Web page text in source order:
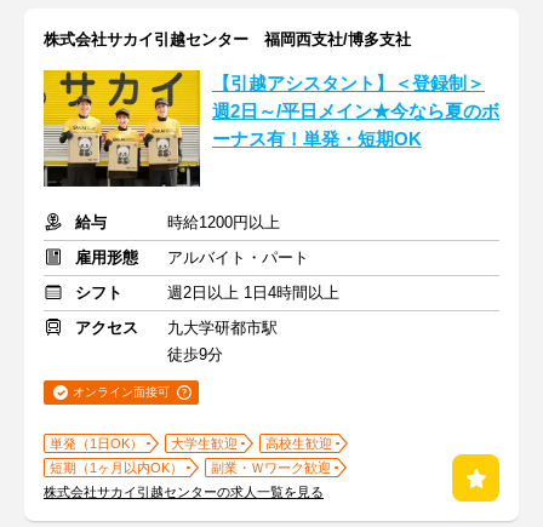
株式会社サカイ引越センター 福岡西支社/博多支社
【引越アシスタント】＜登録制＞
週2日～/平日メイン★今なら夏のボ
ーナス有！単発・短期OK
給与
時給1200円以上
雇用形態
アルバイト・パート
シフト
週2日以上 1日4時間以上
アクセス
九大学研都市駅
徒歩9分
オンライン面接可
単発（1日OK） 大学生歓迎
高校生歓迎
短期（1ヶ月以内OK）
副業・Ｗワーク歓迎
株式会社サカイ引越センターの求人一覧を見る